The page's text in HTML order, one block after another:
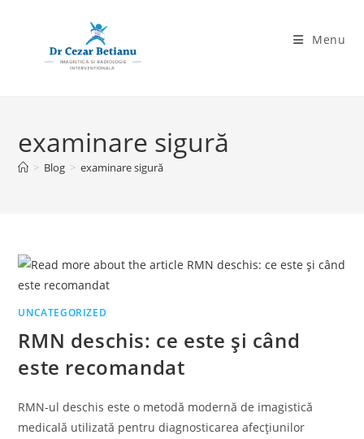
Menu
examinare sigură
> Blog > examinare sigură
UNCATEGORIZED
RMN deschis: ce este și când
este recomandat
RMN-ul deschis este o metodă modernă de imagistică
medicală utilizată pentru diagnosticarea afecțiunilor